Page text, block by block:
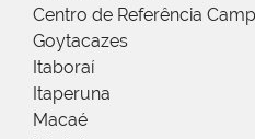
Centro de Referência
Goytacazes
Itaboraí
Itaperuna
Macaé